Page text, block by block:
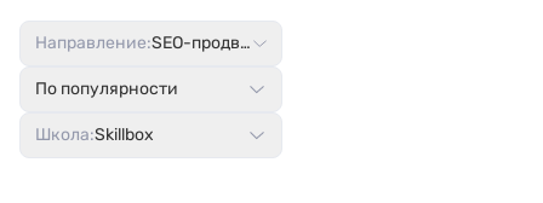
Направление:SEO-продвижение
По популярности
Школа:Skillbox